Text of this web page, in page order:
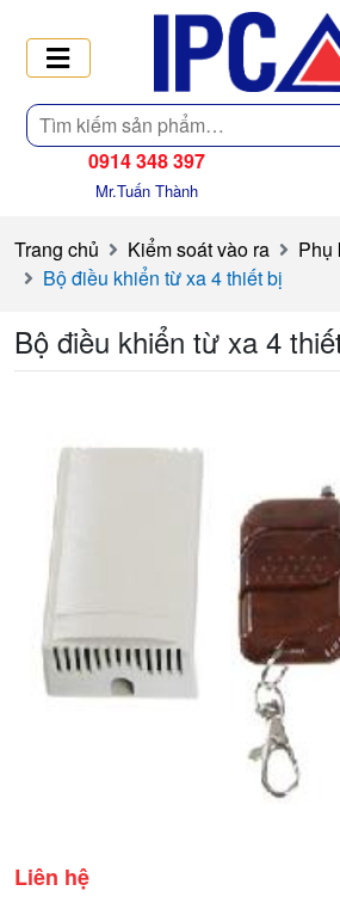
Tìm
kiếm
0914 348 397
Mr.Tuấn Thành
Trang chủ Kiểm soát vào ra
Phụ
Bộ điều khiển từ xa 4 thiết bị
Bộ điều khiển từ xa 4
Liên hệ